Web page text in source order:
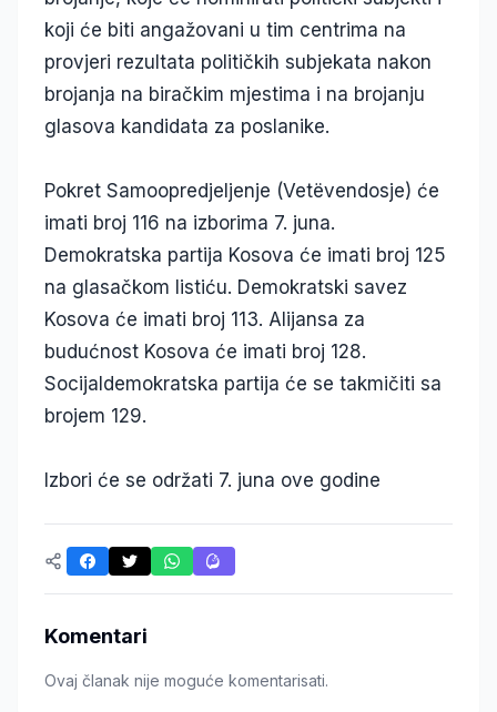
koji će biti angažovani u tim centrima na
provjeri rezultata političkih subjekata nakon
brojanja na biračkim mjestima i na brojanju
glasova kandidata za poslanike.
Pokret Samoopredjeljenje (Vetëvendosje) će
imati broj 116 na izborima 7. juna.
Demokratska partija Kosova će imati broj 125
na glasačkom listiću. Demokratski savez
Kosova će imati broj 113. Alijansa za
budućnost Kosova će imati broj 128.
Socijaldemokratska partija će se takmičiti sa
brojem 129.
Izbori će se održati 7. juna ove godine
Komentari
Ovaj članak nije moguće komentarisati.